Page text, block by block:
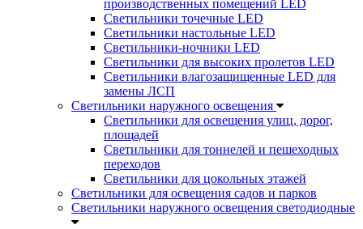
производственных помещений LED
Светильники точечные LED
Светильники настольные LED
Светильники-ночники LED
Светильники для высоких пролетов LED
Светильники влагозащищенные LED для
замены ЛСП
Светильники наружного освещения
Светильники для освещения улиц, дорог,
площадей
Светильники для тоннелей и пешеходных
переходов
Светильники для цокольных этажей
Светильники для освещения садов и парков
Светильники наружного освещения светодиодные